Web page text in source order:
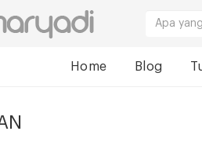
Home Blog